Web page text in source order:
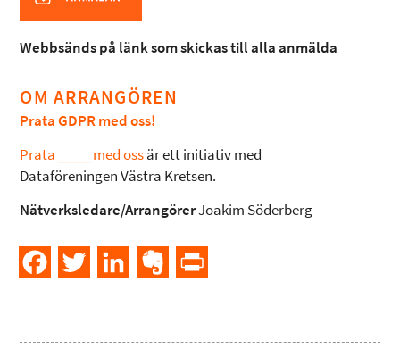
Webbsänds på länk som skickas till alla anmälda
OM ARRANGÖREN
Prata GDPR med oss!
Prata ____ med ossär ett initiativ med
Dataföreningen Västra Kretsen.
Nätverksledare/ArrangörerJoakim Söderberg
FacebookTwitter LinkedInEvernote